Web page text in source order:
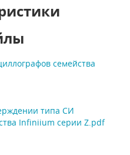
семейства
типа СИ
Infiniium серии Z.pdf